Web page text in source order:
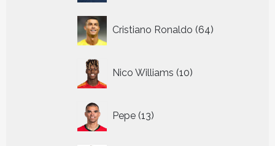
Cristiano Ronaldo 64
producten
Nico Williams 10
producten
Pepe 13
producten